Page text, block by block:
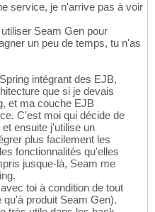
service, je n'arrive pas à voir
Seam Gen pour
un peu de temps, tu n'as
intégrant des EJB,
que si je devais
et ma couche EJB
C'est moi qui décide de
ensuite j'utilise un
plus facilement les
fonctionnalités qu'elles
jusque-là, Seam me
toi à condition de tout
produit Seam Gen).